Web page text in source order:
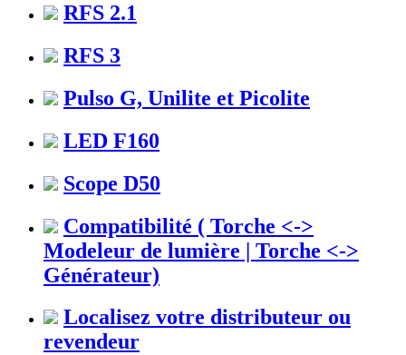
RFS 2.1
RFS 3
Pulso G, Unilite et Picolite
LED F160
Scope D50
Compatibilité ( Torche <->
Modeleur de lumière | Torche <->
Générateur)
Localisez votre distributeur ou
revendeur